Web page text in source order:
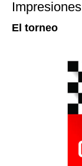
El torneo